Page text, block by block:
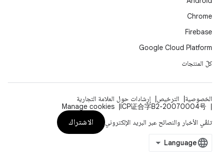
Chrome
Firebase
Google Cloud Platform
كلّ المنتجات
الخصوصية الترخيص
إرشادات حول العلامة التجارية
ICP证合字B2-20070004号
Manage cookies
تلقّي الأخبار والنصائح عبر البريد الإلكتروني
الاشتراك